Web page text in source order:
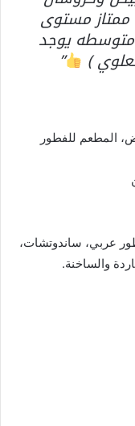
مستوى
متوسطه يوجد
)
”
المطعم للفطور
عربي، ساندوتشات،
والساخنة.